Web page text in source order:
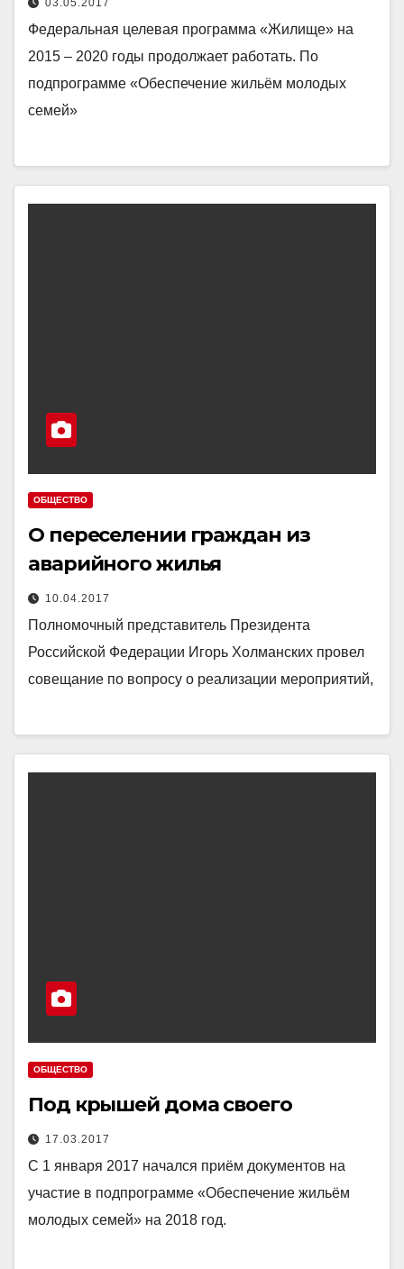
03.05.2017
Федеральная целевая программа «Жилище» на
2015 – 2020 годы продолжает работать. По
подпрограмме «Обеспечение жильём молодых
семей»
ОБЩЕСТВО
О переселении граждан из
аварийного жилья
10.04.2017
Полномочный представитель Президента
Российской Федерации Игорь Холманских провел
совещание по вопросу о реализации мероприятий,
ОБЩЕСТВО
Под крышей дома своего
17.03.2017
С 1 января 2017 начался приём документов на
участие в подпрограмме «Обеспечение жильём
молодых семей» на 2018 год.